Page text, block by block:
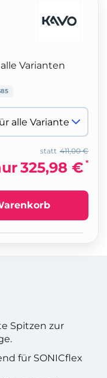
Varianten
411,00 €
statt
325,98 € *
Spitzen zur
für SONICflex